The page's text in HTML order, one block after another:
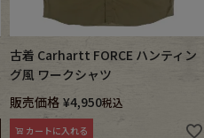
古着 Carhartt FORCE ハンティン
グ風 ワークシャツ
販売価格 ¥4,950税込
カートに入れる